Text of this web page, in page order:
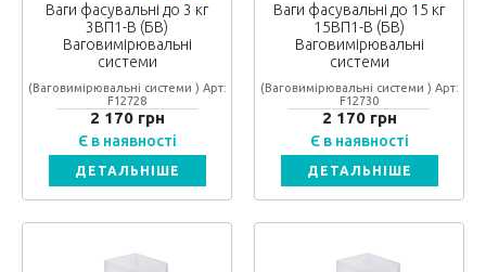
Ваги фасувальні до 3 кг
3ВП1-В (БВ)
Ваговимірювальні
системи
(Ваговимірювальні системи ) Арт:
F12728
2 170 грн
Є в наявності
ДЕТАЛЬНІШЕ
Ваги фасувальні до 15 кг
15ВП1-В (БВ)
Ваговимірювальні
системи
(Ваговимірювальні системи ) Арт:
F12730
2 170 грн
Є в наявності
ДЕТАЛЬНІШЕ